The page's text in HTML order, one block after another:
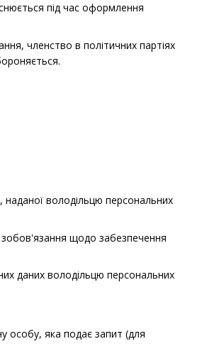
під час оформлення
членство в політичних партіях
наданої володільцю персональних
зобов'язання щодо забезпечення
даних володільцю персональних
особу, яка подає запит (для